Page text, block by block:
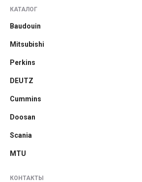
КАТАЛОГ
Baudouin
Mitsubishi
Perkins
DEUTZ
Cummins
Doosan
Scania
MTU
КОНТАКТЫ